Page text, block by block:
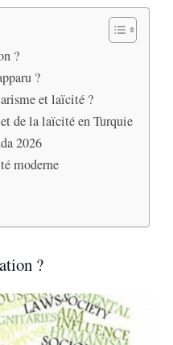
?
?
et laïcité ?
de la laïcité en Turquie
2026
moderne
?